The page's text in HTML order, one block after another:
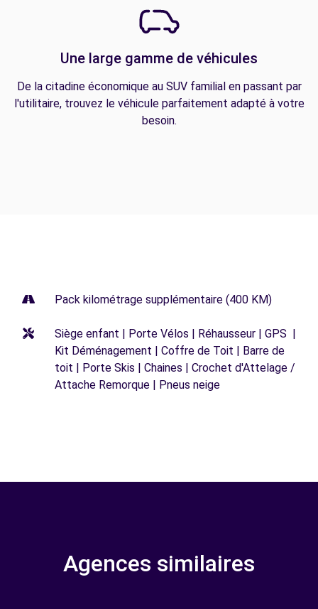
Une large gamme de véhicules
De la citadine économique au SUV familial en passant par
l'utilitaire, trouvez le véhicule parfaitement adapté à votre
besoin.
Pack kilométrage supplémentaire (400 KM)
Siège enfant | Porte Vélos | Réhausseur | GPS |
Kit Déménagement | Coffre de Toit | Barre de
toit | Porte Skis | Chaines | Crochet d'Attelage /
Attache Remorque | Pneus neige
Agences similaires